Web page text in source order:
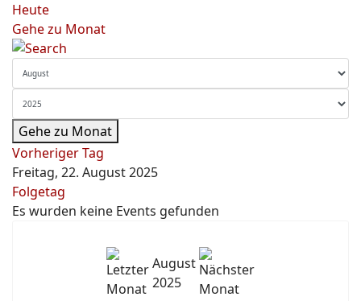
Heute
Gehe zu Monat
Gehe zu Monat
Vorheriger Tag
Freitag, 22. August 2025
Folgetag
Es wurden keine Events gefunden
August
2025